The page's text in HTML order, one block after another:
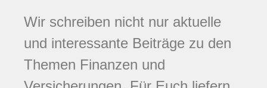
Wir schreiben nicht nur aktuelle
und interessante Beiträge zu den
Themen Finanzen und